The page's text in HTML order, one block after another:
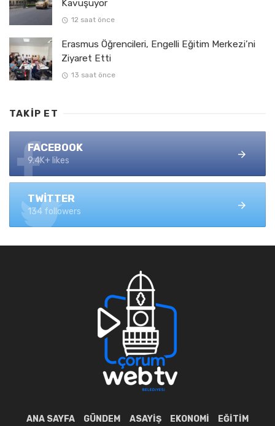
Kavuşuyor
12 saat önce
Erasmus Öğrencileri, Engelli Eğitim Merkezi’ni
Ziyaret Etti
13 saat önce
TAKIP ET
FACEBOOK
9.4K+ likes
TWITTER
134 followers
ANA SAYFA GÜNDEM ASAYIŞ EKONOMI EĞITIM